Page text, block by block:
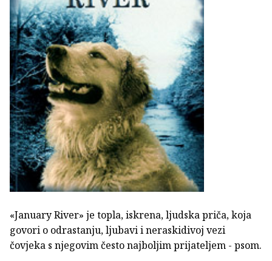
«January River» je topla, iskrena, ljudska priča, koja
govori o odrastanju, ljubavi i neraskidivoj vezi
čovjeka s njegovim često najboljim prijateljem - psom.